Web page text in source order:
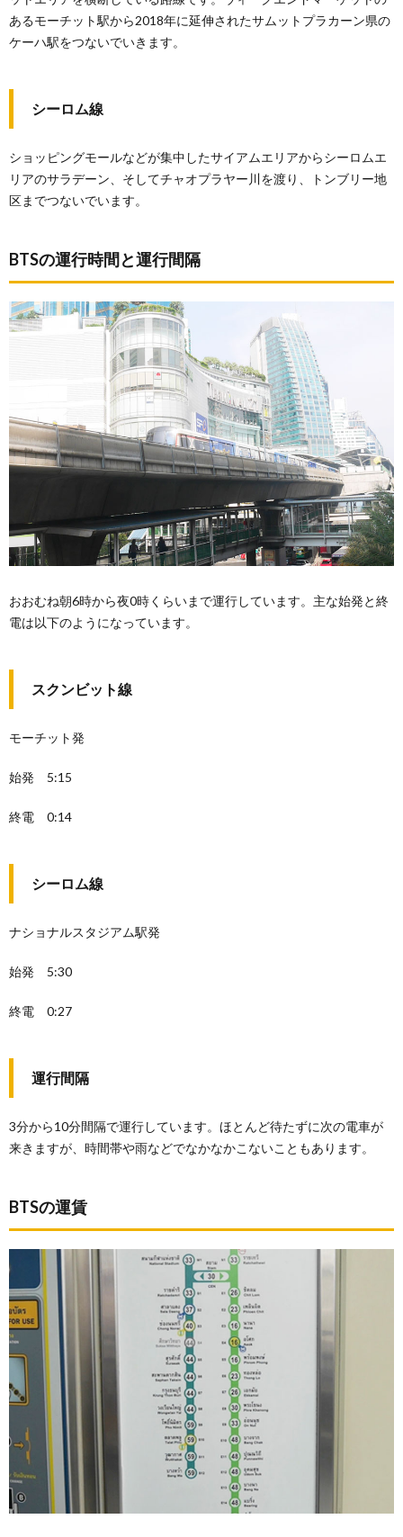
あるモーチット駅から2018年に延伸されたサムットプラカーン県の
ケーハ駅をつないでいきます。
シーロム線
ショッピングモールなどが集中したサイアムエリアからシーロムエ
リアのサラデーン、そしてチャオプラヤー川を渡り、トンブリー地
区までつないでいます。
BTSの運行時間と運行間隔
おおむね朝6時から夜0時くらいまで運行しています。主な始発と終
電は以下のようになっています。
スクンビット線
モーチット発
始発 5:15
終電 0:14
シーロム線
ナショナルスタジアム駅発
始発 5:30
終電 0:27
運行間隔
3分から10分間隔で運行しています。ほとんど待たずに次の電車が
来きますが、時間帯や雨などでなかなかこないこともあります。
BTSの運賃